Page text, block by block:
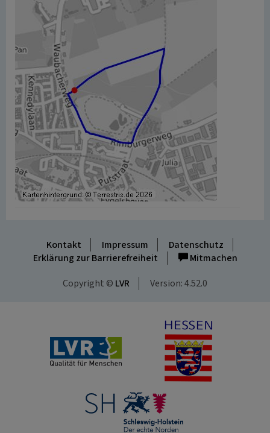
Kontakt Impressum
Datenschutz
Erklärung zur Barrierefreiheit
Mitmachen
Copyright © LVR Version: 4.52.0